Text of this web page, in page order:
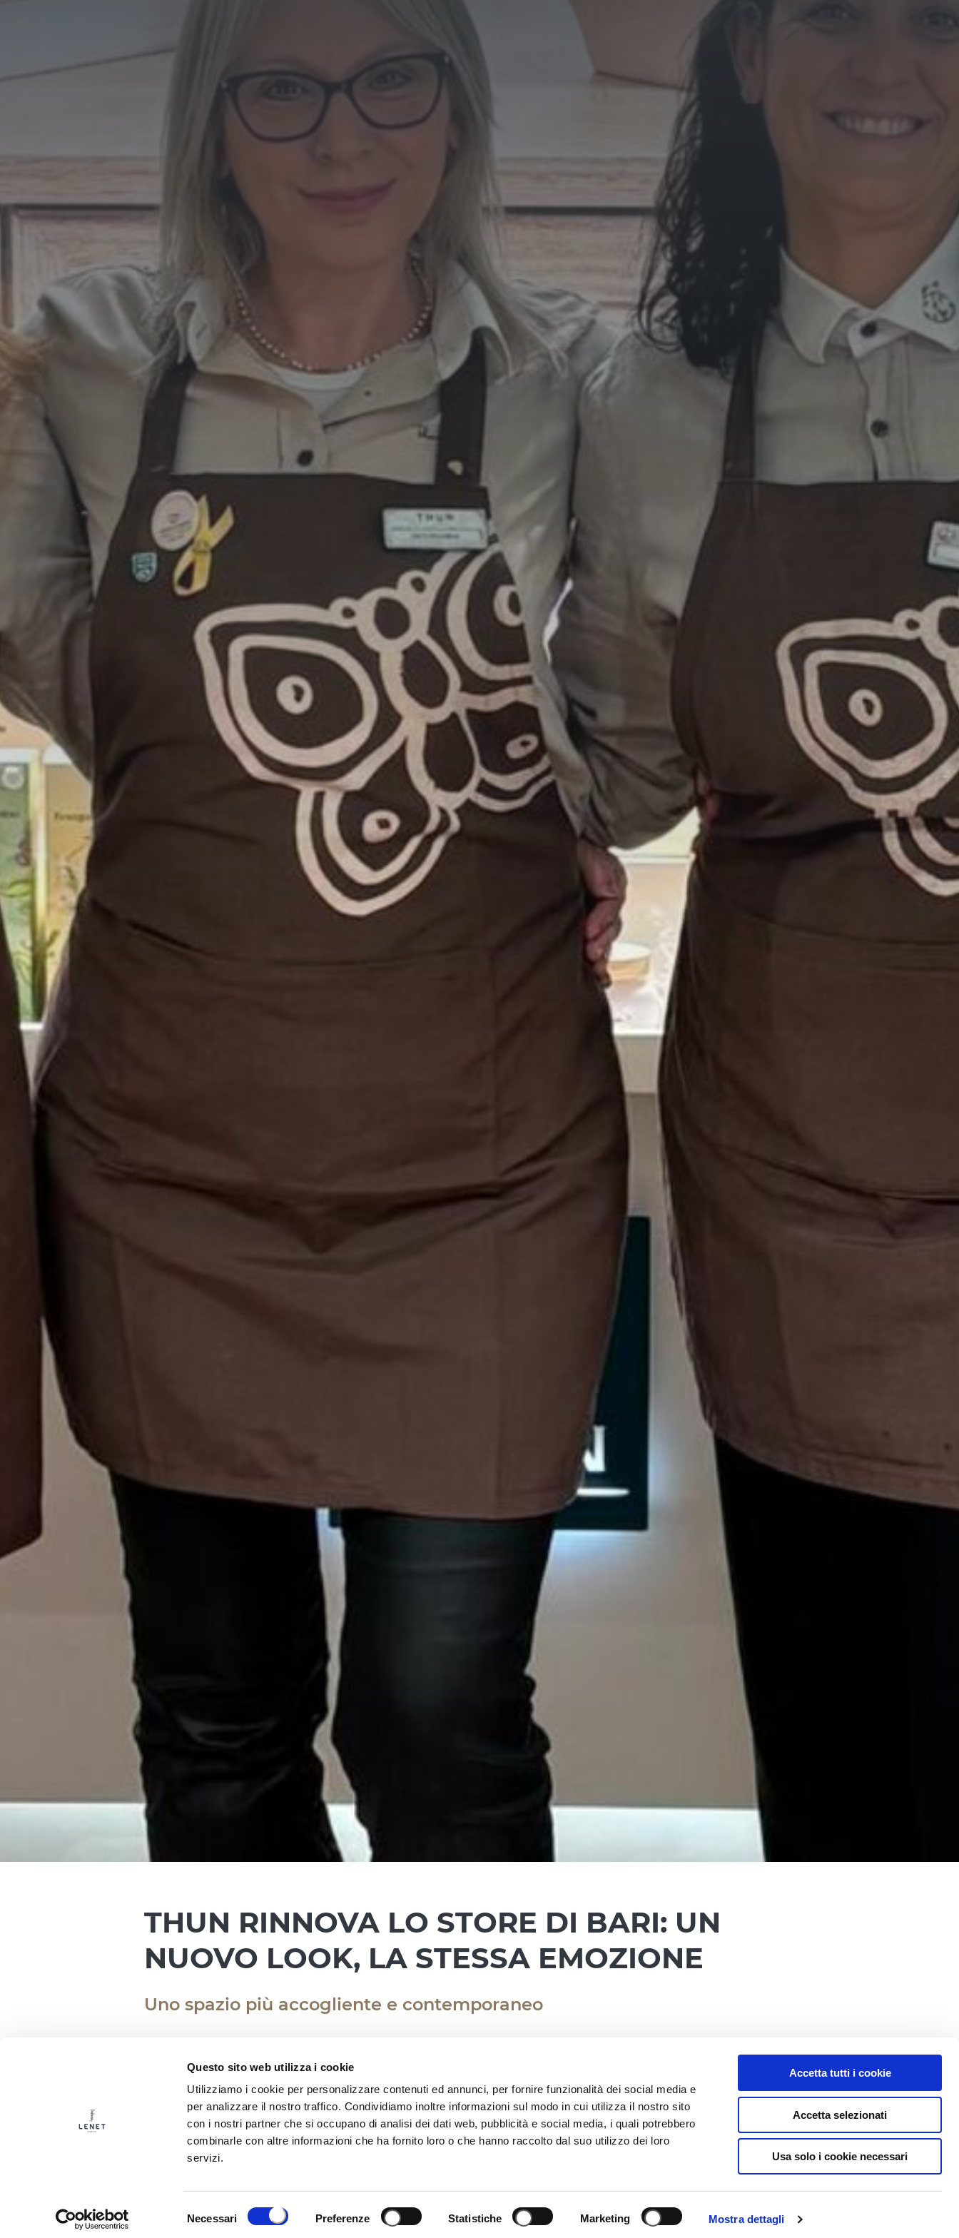
Questo sito web utilizza i cookie
Utilizziamo i cookie per personalizzare contenuti ed annunci, per fornire funzionalità dei social media e
per analizzare il nostro traffico. Condividiamo inoltre informazioni sul modo in cui utilizza il nostro sito
con i nostri partner che si occupano di analisi dei dati web, pubblicità e social media, i quali potrebbero
combinarle con altre informazioni che ha fornito loro o che hanno raccolto dal suo utilizzo dei loro
servizi.
Necessari Preferenze Statistiche Marketing Mostra dettagli
Accetta tutti i cookie
Accetta selezionati
Usa solo i cookie necessari
THUN RINNOVA LO STORE DI BARI: UN
NUOVO LOOK, LA STESSA EMOZIONE
Uno spazio più accogliente e contemporaneo
Un nuovo look, la stessa emozione di sempre: quella di entrare in un mondo fatto di dettagli, sorrisi
e piccoli momenti da vivere insieme.
Il punto vendita THUN al piano terra del Centro Commerciale Mongolfiera Santa Caterina di Bari
apre le porte agli appassionati con uno spazio completamente rinnovato, capace di interpretare –
Un ambiente pensato per offrire un’esperienza ancora più accogliente e coinvolgente, in linea con i
valori e l’evoluzione del brand.